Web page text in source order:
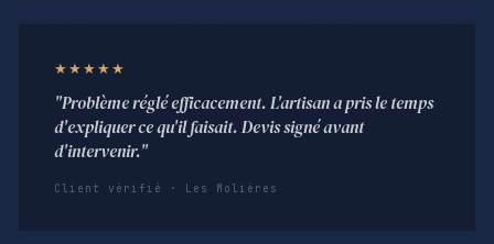
★★★★★
"Problème réglé efficacement. L'artisan a pris le temps
d'expliquer ce qu'il faisait. Devis signé avant
d'intervenir."
Client vérifié · Les Molières